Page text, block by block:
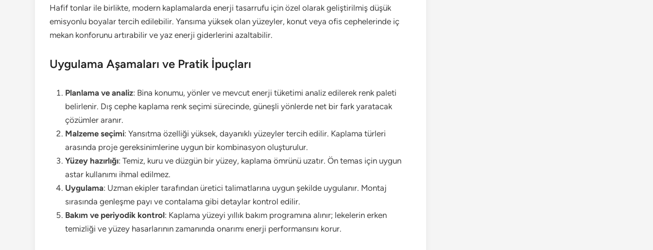
Hafif tonlar ile birlikte, modern kaplamalarda enerji tasarrufu için özel olarak geliştirilmiş düşük
emisyonlu boyalar tercih edilebilir. Yansıma yüksek olan yüzeyler, konut veya ofis cephelerinde iç
mekan konforunu artırabilir ve yaz enerji giderlerini azaltabilir.
Uygulama Aşamaları ve Pratik İpuçları
Planlama ve analiz: Bina konumu, yönler ve mevcut enerji tüketimi analiz edilerek renk paleti
belirlenir. Dış cephe kaplama renk seçimi sürecinde, güneşli yönlerde net bir fark yaratacak
çözümler aranır.
Malzeme seçimi: Yansıtma özelliği yüksek, dayanıklı yüzeyler tercih edilir. Kaplama türleri
arasında proje gereksinimlerine uygun bir kombinasyon oluşturulur.
Yüzey hazırlığı: Temiz, kuru ve düzgün bir yüzey, kaplama ömrünü uzatır. Ön temas için uygun
astar kullanımı ihmal edilmez.
Uygulama: Uzman ekipler tarafından üretici talimatlarına uygun şekilde uygulanır. Montaj
sırasında genleşme payı ve contalama gibi detaylar kontrol edilir.
Bakım ve periyodik kontrol: Kaplama yüzeyi yıllık bakım programına alınır; lekelerin erken
temizliği ve yüzey hasarlarının zamanında onarımı enerji performansını korur.